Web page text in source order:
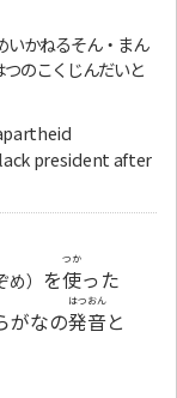
いかねるそん・まん
のこくじんだいと
president after
） を使
つか
った
がなの発音
はつおん
と